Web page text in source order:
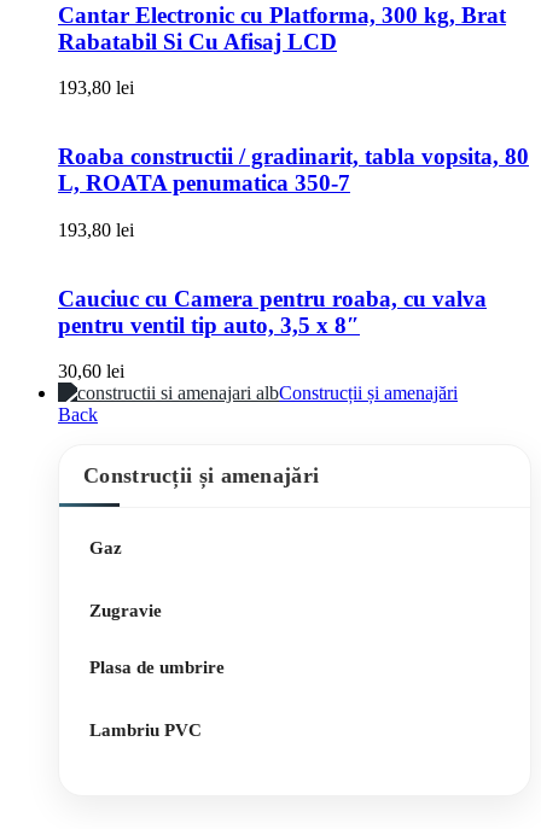
Cantar Electronic cu Platforma, 300 kg, Brat
Rabatabil Si Cu Afisaj LCD
193,80 lei
Roaba constructii / gradinarit, tabla vopsita, 80
L, ROATA penumatica 350-7
193,80 lei
Cauciuc cu Camera pentru roaba, cu valva
pentru ventil tip auto, 3,5 x 8″
30,60 lei
Construcții și amenajări
Back
Construcții și amenajări
Gaz
Zugravie
Plasa de umbrire
Lambriu PVC